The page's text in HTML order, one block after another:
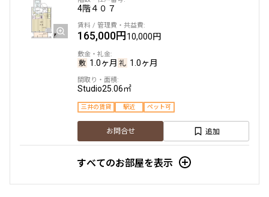
お部屋を再検索
4階４０７
165,000円10,000円
1.0ヶ月 1.0ヶ月
Studio25.06㎡
三井の賃貸 駅近 ペット可
お問合せ 追加
6階６０７
すべてのお部屋を表示